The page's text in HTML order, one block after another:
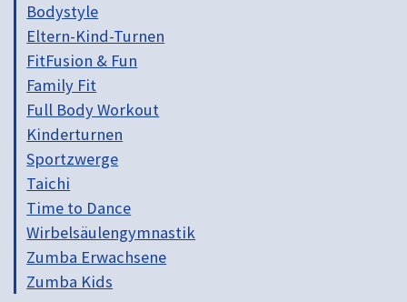
Bodystyle
Eltern-Kind-Turnen
FitFusion & Fun
Family Fit
Full Body Workout
Kinderturnen
Sportzwerge
Taichi
Time to Dance
Wirbelsäulengymnastik
Zumba Erwachsene
Zumba Kids